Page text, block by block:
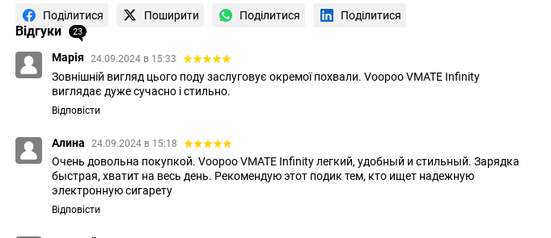
Поділитися Поширити Поділитися Поділитися
Відгуки 23
Марія 24.09.2024 в 15:33
Зовнішній вигляд цього поду заслуговує окремої похвали. Voopoo VMATE Infinity
виглядає дуже сучасно і стильно.
Відповісти
Алина 24.09.2024 в 15:18
Очень довольна покупкой. Voopoo VMATE Infinity легкий, удобный и стильный. Зарядка
быстрая, хватит на весь день. Рекомендую этот подик тем, кто ищет надежную
электронную сигарету
Відповісти